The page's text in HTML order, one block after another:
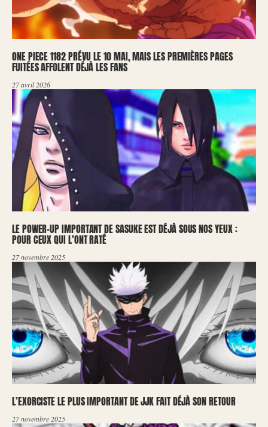
ONE PIECE 1182 PRÉVU LE 10 MAI, MAIS LES PREMIÈRES PAGES
FUITÉES AFFOLENT DÉJÀ LES FANS
27 avril 2026
LE POWER-UP IMPORTANT DE SASUKE EST DÉJÀ SOUS NOS YEUX :
POUR CEUX QUI L’ONT RATÉ
27 novembre 2025
L’EXORCISTE LE PLUS IMPORTANT DE JJK FAIT DÉJÀ SON RETOUR
27 novembre 2025